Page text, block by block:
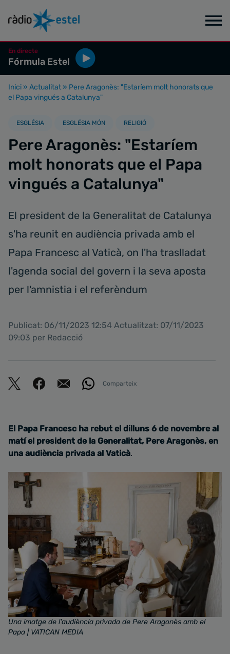
En directe
Fórmula Estel
Inici » Actualitat » Pere Aragonès: "Estaríem molt honorats que
el Papa vingués a Catalunya"
ESGLÉSIA ESGLÉSIA MÓN RELIGIÓ
Pere Aragonès: "Estaríem
molt honorats que el Papa
vingués a Catalunya"
El president de la Generalitat de Catalunya
s'ha reunit en audiència privada amb el
Papa Francesc al Vaticà, on l'ha traslladat
l'agenda social del govern i la seva aposta
per l'amnistia i el referèndum
Publicat: 06/11/2023 12:54 Actualitzat: 07/11/2023
09:03 per Redacció
Comparteix
El Papa Francesc ha rebut el dilluns 6 de novembre al
matí el president de la Generalitat, Pere Aragonès, en
una audiència privada al Vaticà.
Una imatge de l'audiència privada de Pere Aragonès amb el
Papa | VATICAN MEDIA